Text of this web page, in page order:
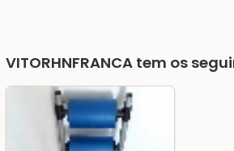
VITORHNFRANCA tem os